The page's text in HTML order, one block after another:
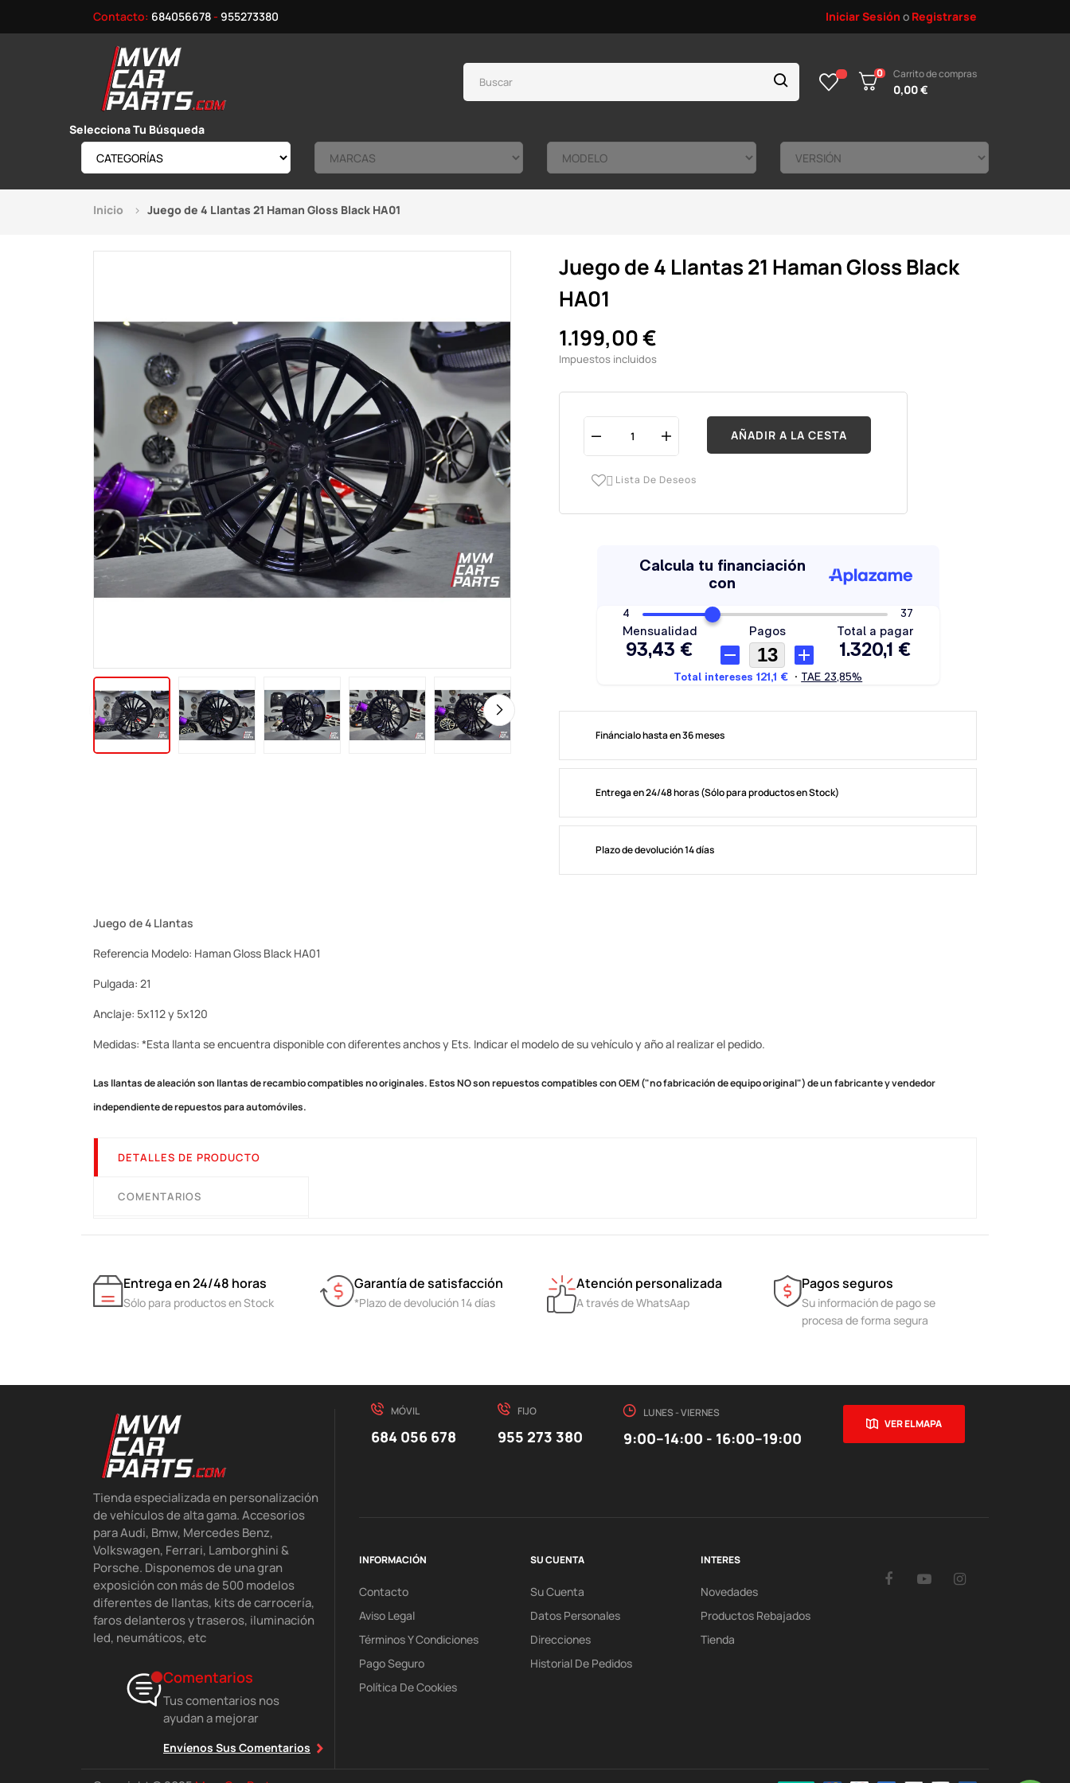
Contacto: 684056678- 955273380 Iniciar Sesión o Registrarse
0 Carrito de compras
0,00 €
Selecciona Tu Búsqueda
Inicio Juego de 4 Llantas 21 Haman Gloss Black HA01
Juego de 4 Llantas 21 Haman Gloss Black
HA01
1.199,00 €
Impuestos incluidos
AÑADIR A LA CESTA
 Lista De Deseos
Fináncialo hasta en 36 meses
Entrega en 24/48 horas (Sólo para productos en Stock)
Plazo de devolución 14 días
Juego de 4 Llantas
Referencia Modelo: Haman Gloss Black HA01
Pulgada: 21
Anclaje: 5x112 y 5x120
Medidas: *Esta llanta se encuentra disponible con diferentes anchos y Ets. Indicar el modelo de su vehículo y año al realizar el pedido.
Las llantas de aleación son llantas de recambio compatibles no originales.Estos NO son repuestos compatibles con OEM ("no fabricación de equipo original") de un fabricante y vendedor
independiente de repuestos para automóviles.
DETALLES DE PRODUCTO
COMENTARIOS
Entrega en 24/48 horas
Sólo para productos en Stock
Garantía de satisfacción
*Plazo de devolución 14 días
Atención personalizada
A través de WhatsAap
Pagos seguros
Su información de pago se
procesa de forma segura
Tienda especializada en personalización
de vehículos de alta gama. Accesorios
para Audi, Bmw, Mercedes Benz,
Volkswagen, Ferrari, Lamborghini &
Porsche. Disponemos de una gran
exposición con más de 500 modelos
diferentes de llantas, kits de carrocería,
faros delanteros y traseros, iluminación
led, neumáticos, etc
Comentarios
Tus comentarios nos
ayudan a mejorar
Envíenos Sus Comentarios
MÓVIL
684 056 678
FIJO
955 273 380
LUNES - VIERNES
9:00–14:00 - 16:00–19:00
VER EL MAPA
INFORMACIÓN
Contacto
Aviso Legal
Términos Y Condiciones
Pago Seguro
Política De Cookies
SU CUENTA
Su Cuenta
Datos Personales
Direcciones
Historial De Pedidos
INTERES
Novedades
Productos Rebajados
Tienda
FacebookYouTube